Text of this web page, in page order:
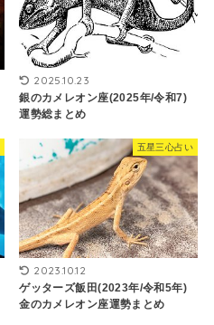
2025.10.23
銀のカメレオン座(2025年/令和7)
運勢総まとめ
五星三心占い
2023.10.12
ゲッターズ飯田(2023年/令和5年)
金のカメレオン座運勢まとめ